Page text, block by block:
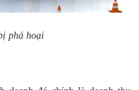
phá hoại